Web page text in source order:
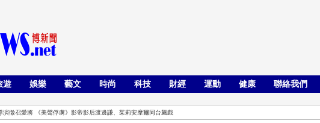
遊 娛樂 藝文 時尚 科技 財經 運動 健康 聯絡我們
演徵召愛將 《美聲俘虜》影帝影后渡邊謙、茱莉安摩爾同台飆戲